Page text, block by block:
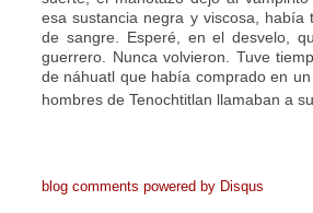
esa sustancia negra y viscosa,
de sangre. Esperé, en el desvelo,
guerrero. Nunca volvieron. Tuve
de náhuatl que había comprado en
hombres de Tenochtitlan llamaban a
blog comments powered by Disqus